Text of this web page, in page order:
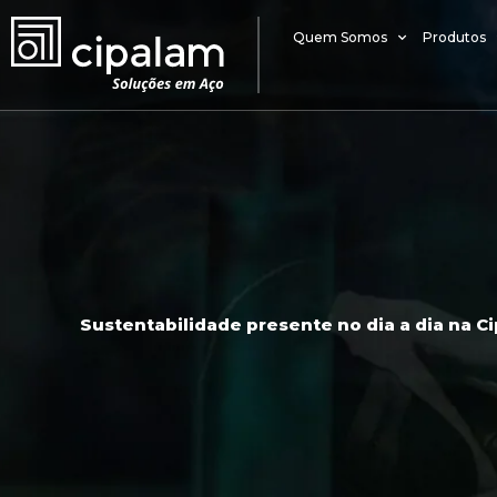
para
Quem Somos Produtos
Sustentabilidade presente no dia a dia na